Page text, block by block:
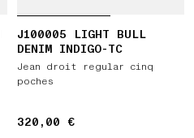
J100005 LIGHT BULL
DENIM INDIGO-TC
Jean droit regular cinq
poches
320,00 €
320,00 €